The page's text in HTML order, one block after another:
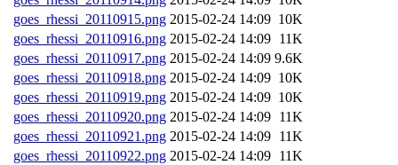
goes_rhessi_20110915.png 2015-02-24 14:09 10K
goes_rhessi_20110916.png 2015-02-24 14:09 11K
goes_rhessi_20110917.png 2015-02-24 14:09 9.6K
goes_rhessi_20110918.png 2015-02-24 14:09 10K
goes_rhessi_20110919.png 2015-02-24 14:09 10K
goes_rhessi_20110920.png 2015-02-24 14:09 11K
goes_rhessi_20110921.png 2015-02-24 14:09 11K
goes_rhessi_20110922.png 2015-02-24 14:09 11K